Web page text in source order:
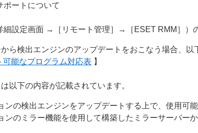
ポートについて
細設定画面 →［リモート管理］→［ESET RMM］）
から検出エンジンのアップデートをおこなう場合、以
可能なプログラム対応表 】
以下の内容が記載されています。
ンの検出エンジンをアップデートする上で、使用可
ンのミラー機能を使用して構築したミラーサーバー